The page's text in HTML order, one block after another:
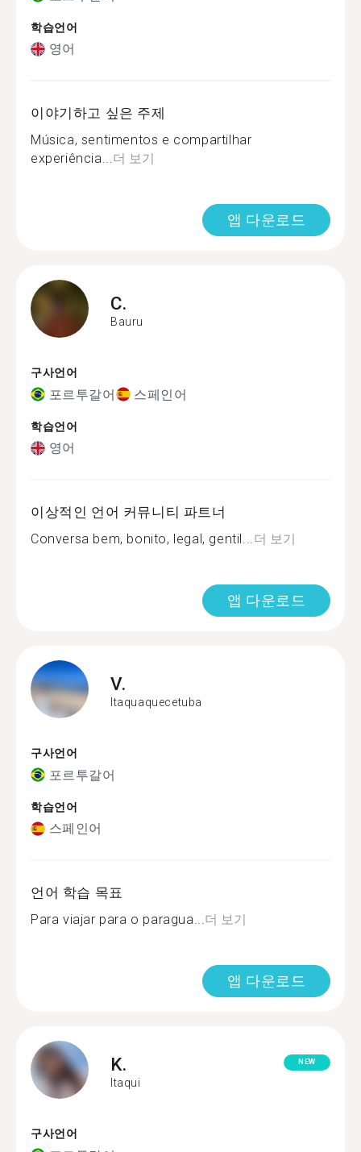
학습언어
영어
이야기하고 싶은 주제
Música, sentimentos e compartilhar
experiência...더 보기
앱 다운로드
C.
Bauru
구사언어
포르투갈어 스페인어
학습언어
영어
이상적인 언어 커뮤니티 파트너
Conversa bem, bonito, legal, gentil...더 보기
앱 다운로드
V.
Itaquaquecetuba
구사언어
포르투갈어
학습언어
스페인어
언어 학습 목표
Para viajar para o paragua...더 보기
앱 다운로드
K.
Itaqui
NEW
구사언어